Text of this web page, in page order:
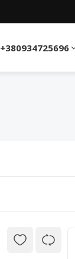
+380934725696